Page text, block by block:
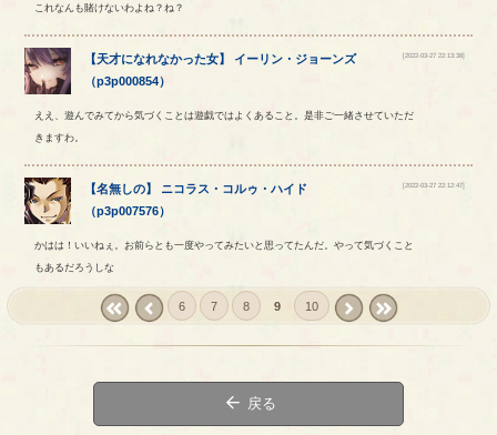
これなんも賭けないわよね？ね？
【天才になれなかった女】イーリン ・ ジョーンズ
（p3p000854）
[2022-03-27 22:13:38]
ええ、遊んでみてから気づくことは遊戯ではよくあること。是非ご一緒させていただ
きますわ。
【名無しの】 ニコラス ・ コルゥ ・ハイド
（p3p007576）
[2022-03-27 22:12:47]
かはは！いいねぇ。お前らとも一度やってみたいと思ってたんだ。やって気づくこと
もあるだろうしな
6 7 8 9 10
 戻る